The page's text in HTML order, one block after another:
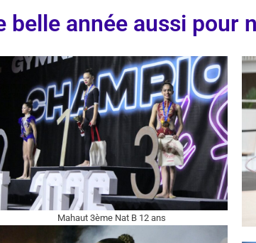
belle année aussi pour
Mahaut 3ème Nat B 12 ans